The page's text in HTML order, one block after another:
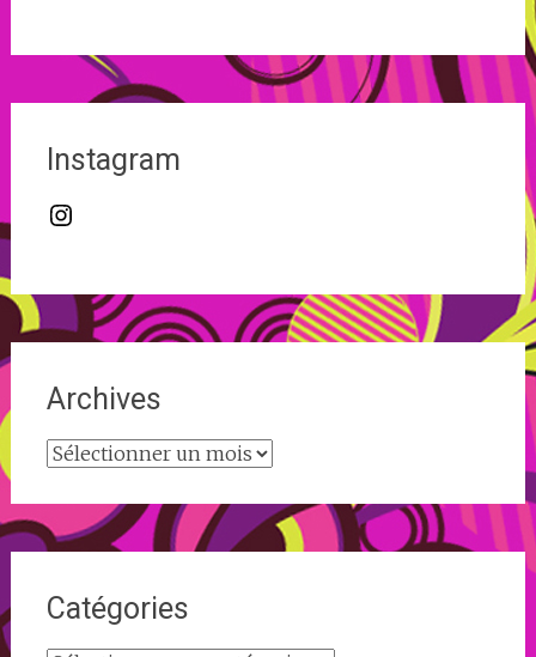
Instagram
Instagram
Archives
Archives
Catégories